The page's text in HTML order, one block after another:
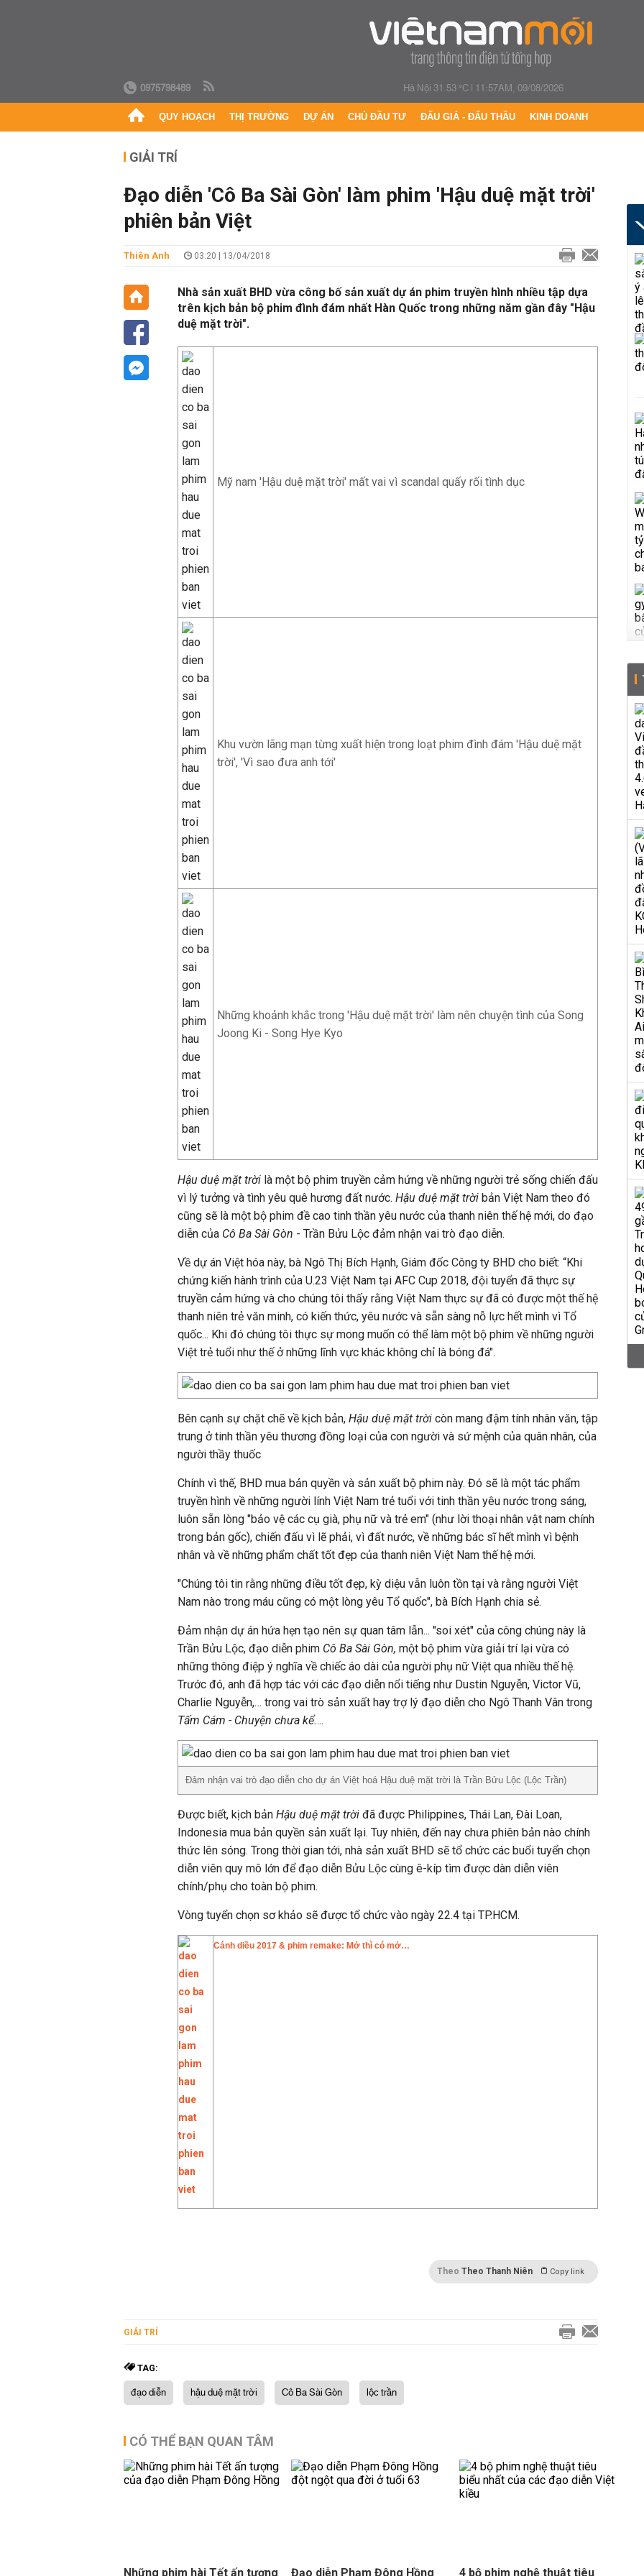
0975798489 Hà Nội 31.53 °C| 11:57AM, 09/08/2026
QUY HOẠCH THỊ TRƯỜNG DỰ ÁN CHỦ ĐẦU TƯ ĐẤU GIÁ - ĐẤU THẦU KINH DOANH
GIẢI TRÍ
Đạo diễn 'Cô Ba Sài Gòn' làm phim 'Hậu duệ mặt trời'
phiên bản Việt
Thiên Anh 03:20 | 13/04/2018
Nhà sản xuất BHD vừa công bố sản xuất dự án phim truyền hình nhiều tập dựa
trên kịch bản bộ phim đình đám nhất Hàn Quốc trong những năm gần đây "Hậu
duệ mặt trời".
Mỹ nam 'Hậu duệ mặt trời' mất vai vì scandal quấy rối tình dục
Khu vườn lãng mạn từng xuất hiện trong loạt phim đình đám 'Hậu duệ mặt
trời', 'Vì sao đưa anh tới'
Những khoảnh khắc trong 'Hậu duệ mặt trời' làm nên chuyện tình của Song
Joong Ki - Song Hye Kyo
Hậu duệ mặt trời là một bộ phim truyền cảm hứng về những người trẻ sống chiến đấu
vì lý tưởng và tình yêu quê hương đất nước. Hậu duệ mặt trời bản Việt Nam theo đó
cũng sẽ là một bộ phim đề cao tinh thần yêu nước của thanh niên thế hệ mới, do đạo
diễn của Cô Ba Sài Gòn - Trần Bửu Lộc đảm nhận vai trò đạo diễn.
Về dự án Việt hóa này, bà Ngô Thị Bích Hạnh, Giám đốc Công ty BHD cho biết: “Khi
chứng kiến hành trình của U.23 Việt Nam tại AFC Cup 2018, đội tuyển đã thực sự
truyền cảm hứng và cho chúng tôi thấy rằng Việt Nam thực sự đã có được một thế hệ
thanh niên trẻ văn minh, có kiến thức, yêu nước và sẵn sàng nỗ lực hết mình vì Tổ
quốc... Khi đó chúng tôi thực sự mong muốn có thể làm một bộ phim về những người
Việt trẻ tuổi như thế ở những lĩnh vực khác không chỉ là bóng đá".
Bên cạnh sự chặt chẽ về kịch bản, Hậu duệ mặt trời còn mang đậm tính nhân văn, tập
trung ở tinh thần yêu thương đồng loại của con người và sứ mệnh của quân nhân, của
người thầy thuốc
Chính vì thế, BHD mua bản quyền và sản xuất bộ phim này. Đó sẽ là một tác phẩm
truyền hình về những người lính Việt Nam trẻ tuổi với tinh thần yêu nước trong sáng,
luôn sẵn lòng "bảo vệ các cụ già, phụ nữ và trẻ em" (như lời thoại nhân vật nam chính
trong bản gốc), chiến đấu vì lẽ phải, vì đất nước, về những bác sĩ hết mình vì bệnh
nhân và về những phẩm chất tốt đẹp của thanh niên Việt Nam thế hệ mới.
"Chúng tôi tin rằng những điều tốt đẹp, kỳ diệu vẫn luôn tồn tại và rằng người Việt
Nam nào trong máu cũng có một lòng yêu Tổ quốc", bà Bích Hạnh chia sẻ.
Đảm nhận dự án hứa hẹn tạo nên sự quan tâm lẫn... "soi xét" của công chúng này là
Trần Bửu Lộc, đạo diễn phim Cô Ba Sài Gòn, một bộ phim vừa giải trí lại vừa có
những thông điệp ý nghĩa về chiếc áo dài của người phụ nữ Việt qua nhiều thế hệ.
Trước đó, anh đã hợp tác với các đạo diễn nổi tiếng như Dustin Nguyễn, Victor Vũ,
Charlie Nguyễn,… trong vai trò sản xuất hay trợ lý đạo diễn cho Ngô Thanh Vân trong
Tấm Cám - Chuyện chưa kể....
Đảm nhận vai trò đạo diễn cho dự án Việt hoá Hậu duệ mặt trời là Trần Bửu Lộc (Lộc Trần)
Được biết, kịch bản Hậu duệ mặt trời đã được Philippines, Thái Lan, Đài Loan,
Indonesia mua bản quyền sản xuất lại. Tuy nhiên, đến nay chưa phiên bản nào chính
thức lên sóng. Trong thời gian tới, nhà sản xuất BHD sẽ tổ chức các buổi tuyển chọn
diễn viên quy mô lớn để đạo diễn Bửu Lộc cùng ê-kíp tìm được dàn diễn viên
chính/phụ cho toàn bộ phim.
Vòng tuyển chọn sơ khảo sẽ được tổ chức vào ngày 22.4 tại TP.HCM.
Cánh diều 2017 & phim remake: Mở thì có mở…
Theo Theo Thanh Niên Copy link
GIẢI TRÍ
TAG:
đạo diễn hậu duệ mặt trời Cô Ba Sài Gòn lộc trần
CÓ THỂ BẠN QUAN TÂM
Những phim hài Tết ấn tượng Đạo diễn Phạm Đông Hồng 4 bộ phim nghệ thuật tiêu